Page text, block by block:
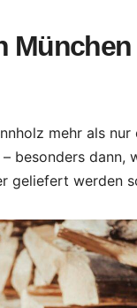
mehr als nur
besonders dann,
geliefert werden